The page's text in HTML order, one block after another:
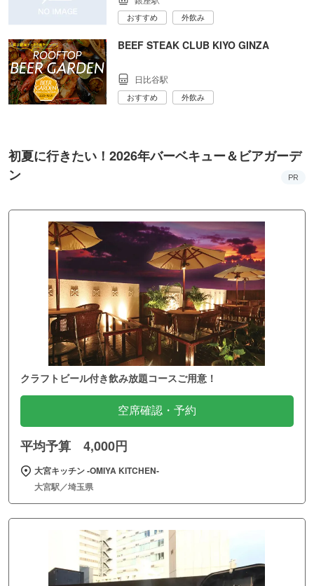
おすすめ 外飲み
BEEF STEAK CLUB KIYO GINZA
日比谷駅
おすすめ 外飲み
初夏に行きたい！2026年バーベキュー＆ビアガーデ
ン
PR
クラフトビール付き飲み放題コースご用意！
空席確認・予約
平均予算 4,000円
大宮キッチン ‐OMIYA KITCHEN‐
大宮駅／埼玉県